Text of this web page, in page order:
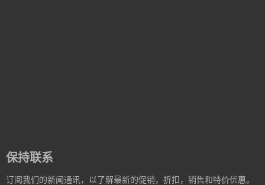
保持联系
订阅我们的新闻通讯，以了解最新的促销，折扣，销售和特价优惠。